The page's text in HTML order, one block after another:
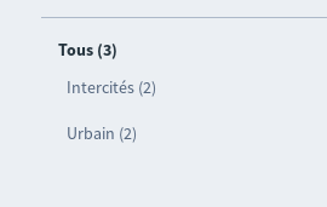
Tous (3)
Intercités (2)
Urbain (2)